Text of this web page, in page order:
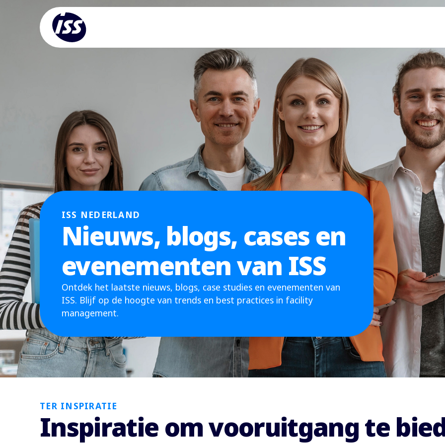
ISS NEDERLAND
Nieuws, blogs, cases en
evenementen van ISS
Ontdek het laatste nieuws, blogs, case studies en evenementen van
ISS. Blijf op de hoogte van trends en best practices in facility
management.
TER INSPIRATIE
Inspiratie om vooruitgang te